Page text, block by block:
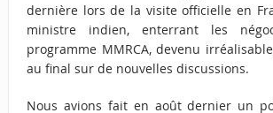
dernière lors de la visite officielle en
ministre indien, enterrant les
programme MMRCA, devenu
au final sur de nouvelles discussions.
Nous avions fait en août dernier un